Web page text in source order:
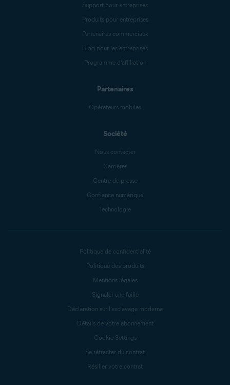
Support pour entreprises
Produits pour entreprises
Partenaires commerciaux
Blog pour les entreprises
Programme d’affiliation
Partenaires
Opérateurs mobiles
Société
Nous contacter
Carrières
Centre de presse
Confiance numérique
Technologie
Politique de confidentialité
Politique des produits
Mentions légales
Signaler une faille
Déclaration sur l’esclavage moderne
Détails de votre abonnement
Cookie Settings
Se rétracter du contrat
Résilier votre contrat